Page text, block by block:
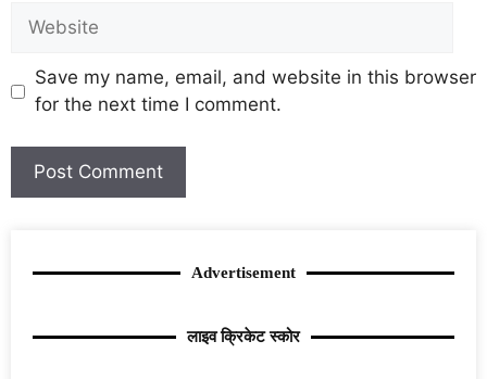
Save my name, email, and website in this browser
for the next time I comment.
Advertisement
लाइव क्रिकेट स्कोर